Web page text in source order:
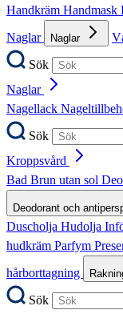
Handkräm Handmask
Naglar
Naglar
Sök
Naglar
Nagellack
Sök
Kroppsvård
Bad Brun utan sol
Deodorant och
Duscholja Hudolja
hudkräm Parfym
hårborttagning
Sök